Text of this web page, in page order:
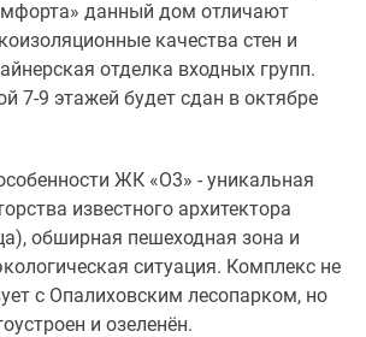
данный дом отличают
качества стен и
отделка входных групп.
7-9 этажей будет сдан в октябре
ЖК «О3» - уникальная
известного архитектора
обширная пешеходная зона и
ситуация. Комплекс не
с Опалиховским лесопарком, но
и озеленён.